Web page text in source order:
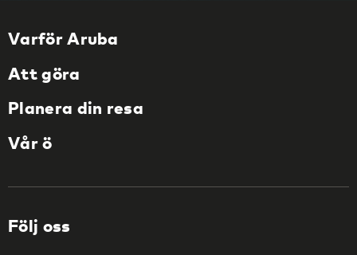
Varför Aruba
Att göra
Planera din resa
Vår ö
Följ oss